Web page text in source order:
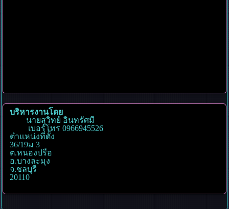
บริหารงานโดย
นายสุวิทย์ อินทรัศมี
เบอร์โทร 0966945526
ตำแหน่งที่ตั้ง
36/19ม 3
ต.หนองปรือ
อ.บางละมุง
จ.ชลบุรี
20110